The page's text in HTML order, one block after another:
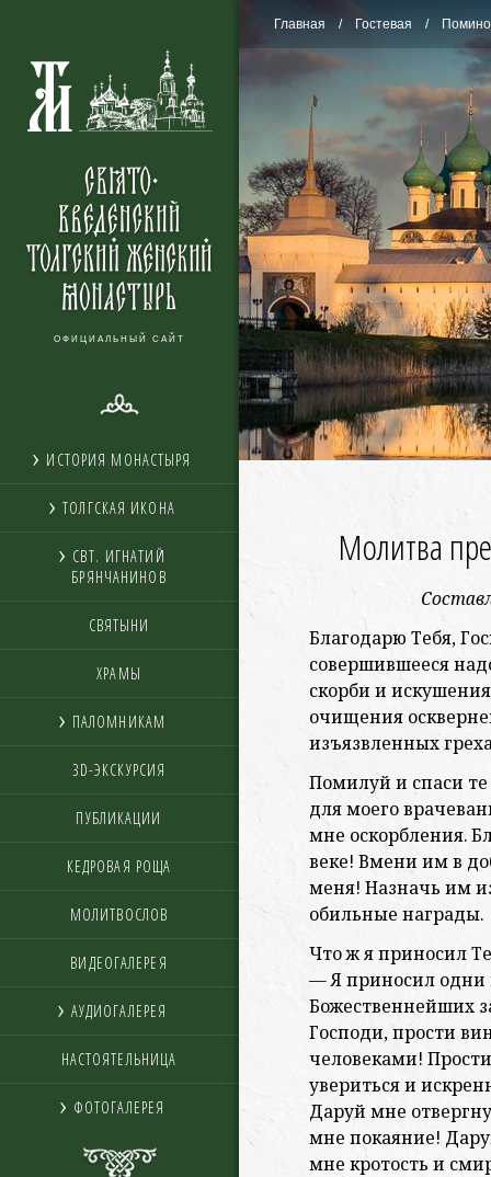
ОФИЦИАЛЬНЫЙ САЙТ
ИСТОРИЯ МОНАСТЫРЯ
ТОЛГСКАЯ ИКОНА
СВТ. ИГНАТИЙ
БРЯНЧАНИНОВ
СВЯТЫНИ
ХРАМЫ
ПАЛОМНИКАМ
3D-ЭКСКУРСИЯ
ПУБЛИКАЦИИ
КЕДРОВАЯ РОЩА
МОЛИТВОСЛОВ
ВИДЕОГАЛЕРЕЯ
АУДИОГАЛЕРЕЯ
НАСТОЯТЕЛЬНИЦА
ФОТОГАЛЕРЕЯ
Главная Гостевая
Молитва
Благодарю Тебя,
совершившееся
скорби и
очищения
изъязвленных
Помилуй и спаси
для моего
мне оскорбления.
веке! Вмени им в
меня! Назначь им
обильные награды.
Что ж я приносил
— Я приносил одни
Божественнейших
Господи, прости
человеками!
увериться и
Даруй мне
мне покаяние!
мне кротость и